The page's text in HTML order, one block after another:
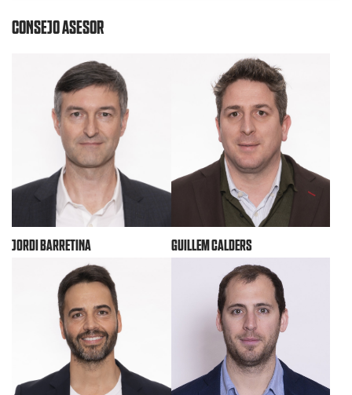
CONSEJO ASESOR
JORDI BARRETINA GUILLEM CALDERS